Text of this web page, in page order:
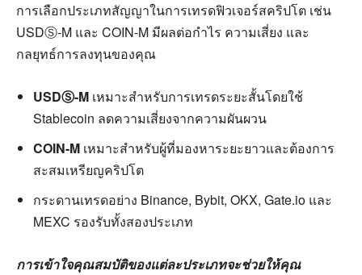
การเลือกประเภทสัญญาในการเทรดฟิวเจอร์สคริปโต เช่น
USDⓈ-M และ COIN-M มีผลต่อกำไร ความเสี่ยง และ
กลยุทธ์การลงทุนของคุณ
USDⓈ-M เหมาะสำหรับการเทรดระยะสั้นโดยใช้
Stablecoin ลดความเสี่ยงจากความผันผวน
COIN-M เหมาะสำหรับผู้ที่มองหาระยะยาวและต้องการ
สะสมเหรียญคริปโต
กระดานเทรดอย่าง Binance, Bybit, OKX, Gate.io และ
MEXC รองรับทั้งสองประเภท
การเข้าใจคุณสมบัติของแต่ละประเภทจะช่วยให้คุณ